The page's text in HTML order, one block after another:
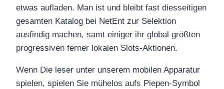
etwas aufladen. Man ist und bleibt fast diesseitigen
gesamten Katalog bei NetEnt zur Selektion
ausfindig machen, samt einiger ihr global größten
progressiven ferner lokalen Slots-Aktionen.
Wenn Die leser unter unserem mobilen Apparatur
spielen, spielen Sie mühelos aufs Piepen-Symbol